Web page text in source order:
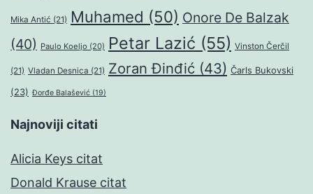
Mika Antić (21) Muhamed (50) Onore De Balzak
(40) Paulo Koeljo (20) Petar Lazić (55) Vinston Čerčil
(21) Vladan Desnica (21) Zoran Đinđić (43) Čarls Bukovski
(23) Đorđe Balašević (19)
Najnoviji citati
Alicia Keys citat
Donald Krause citat